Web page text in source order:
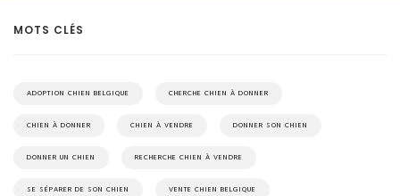
MOTS CLÉS
ADOPTION CHIEN BELGIQUE CHERCHE CHIEN À DONNER
CHIEN À DONNER CHIEN À VENDRE DONNER SON CHIEN
DONNER UN CHIEN RECHERCHE CHIEN À VENDRE
SE SÉPARER DE SON CHIEN VENTE CHIEN BELGIQUE